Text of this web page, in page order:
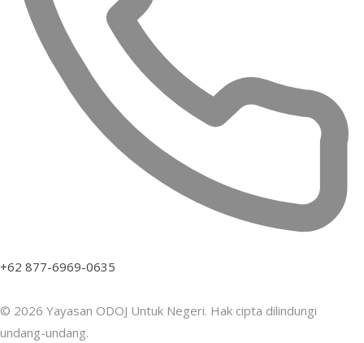
+62 877-6969-0635
© 2026 Yayasan ODOJ Untuk Negeri. Hak cipta dilindungi
undang-undang.